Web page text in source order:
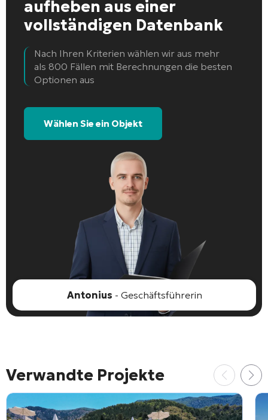
aufheben aus einer
vollständigen Datenbank
Nach Ihren Kriterien wählen wir aus mehr
als 800 Fällen mit Berechnungen die besten
Optionen aus
Wählen Sie ein Objekt
Antonius - Geschäftsführerin
Verwandte Projekte